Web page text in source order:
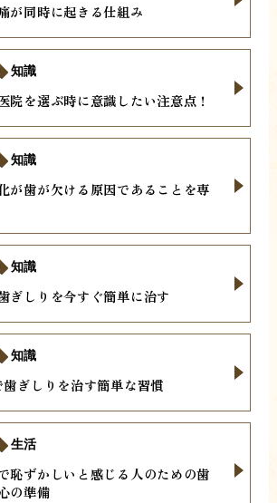
が同時に起きる仕組み
院を選ぶ時に意識したい注意点！
知識
が歯が欠ける原因であることを専
知識
ぎしりを今すぐ簡単に治す
知識
ぎしりを治す簡単な習慣
知識
恥ずかしいと感じる人のための歯
の準備
生活